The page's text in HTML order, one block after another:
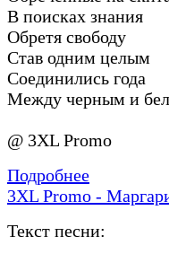
В поисках знания
Обретя свободу
Став одним целым
Соединились года
Между черным и
@ 3XL Promo
Подробнее
3XL Promo -
Текст песни: